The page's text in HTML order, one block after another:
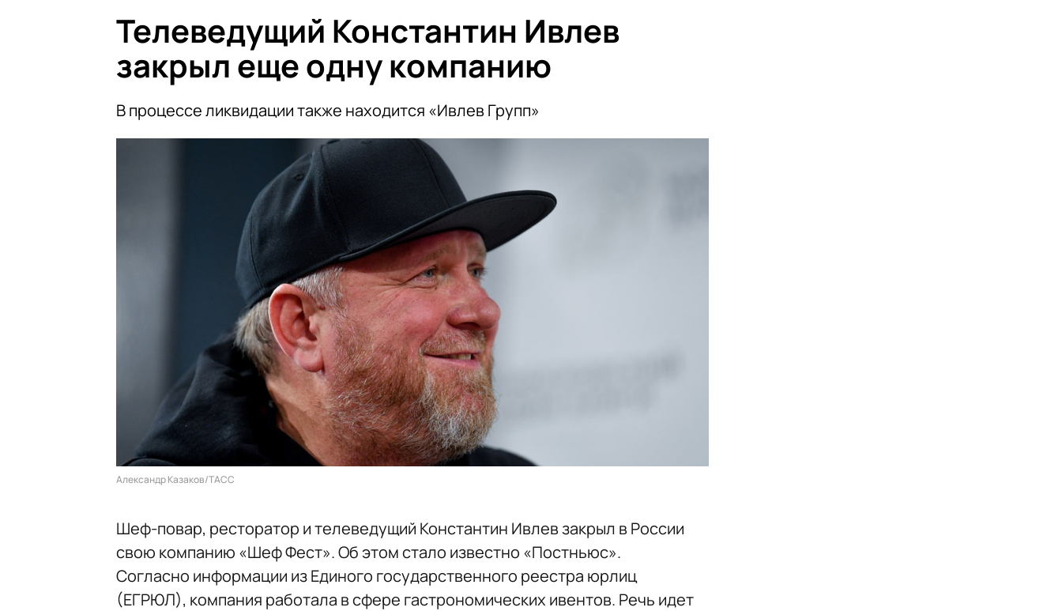
Телеведущий Константин Ивлев
закрыл еще одну компанию
В процессе ликвидации также находится «Ивлев Групп»
Александр Казаков/ТАСС
Шеф-повар, ресторатор и телеведущий Константин Ивлев закрыл в России
свою компанию «Шеф Фест». Об этом стало известно «Постньюс».
Согласно информации из Единого государственного реестра юрлиц
(ЕГРЮЛ), компания работала в сфере гастрономических ивентов. Речь идет